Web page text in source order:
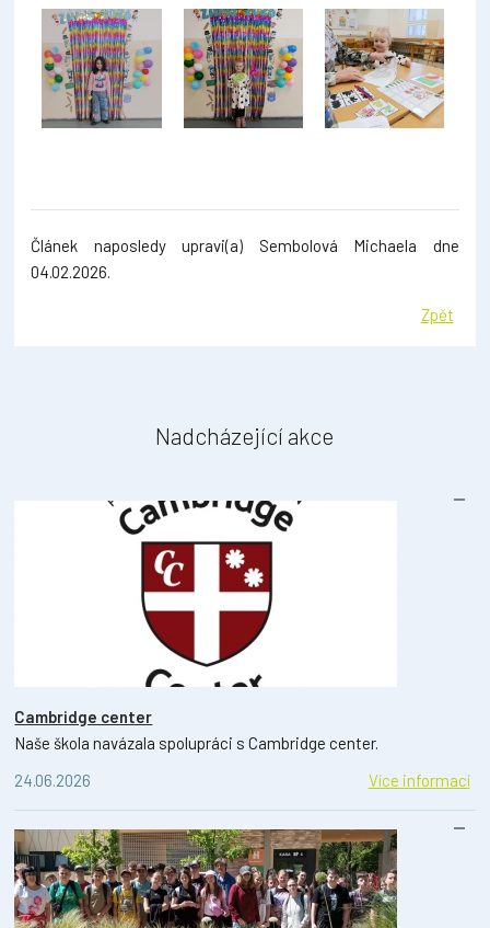
Článek naposledy upravi(a) Sembolová Michaela dne
04.02.2026.
Zpět
Nadcházející akce
Cambridge center
Naše škola navázala spolupráci s Cambridge center.
24.06.2026
Více informací